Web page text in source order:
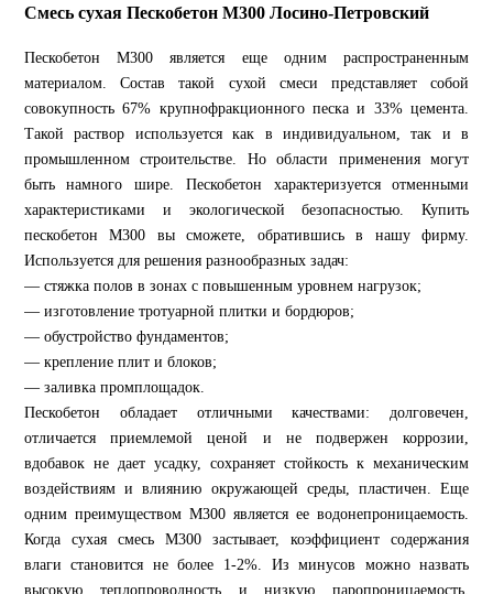
Смесь сухая Пескобетон М300 Лосино-Петровский
Пескобетон М300 является еще одним распространенным
материалом. Состав такой сухой смеси представляет собой
совокупность 67% крупнофракционного песка и 33% цемента.
Такой раствор используется как в индивидуальном, так и в
промышленном строительстве. Но области применения могут
быть намного шире. Пескобетон характеризуется отменными
характеристиками и экологической безопасностью. Купить
пескобетон М300 вы сможете, обратившись в нашу фирму.
Используется для решения разнообразных задач:
— стяжка полов в зонах с повышенным уровнем нагрузок;
— изготовление тротуарной плитки и бордюров;
— обустройство фундаментов;
— крепление плит и блоков;
— заливка промплощадок.
Пескобетон обладает отличными качествами: долговечен,
отличается приемлемой ценой и не подвержен коррозии,
вдобавок не дает усадку, сохраняет стойкость к механическим
воздействиям и влиянию окружающей среды, пластичен. Еще
одним преимуществом М300 является ее водонепроницаемость.
Когда сухая смесь М300 застывает, коэффициент содержания
влаги становится не более 1-2%. Из минусов можно назвать
высокую теплопроводность и низкую паропроницаемость.